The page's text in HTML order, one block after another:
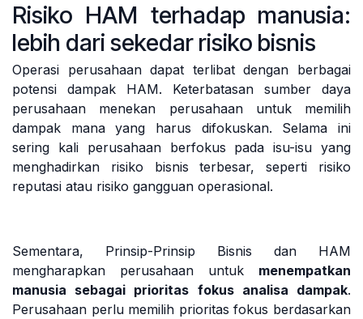
Risiko HAM terhadap manusia:
lebih dari sekedar risiko bisnis
Operasi perusahaan dapat terlibat dengan berbagai
potensi dampak HAM. Keterbatasan sumber daya
perusahaan menekan perusahaan untuk memilih
dampak mana yang harus difokuskan. Selama ini
sering kali perusahaan berfokus pada isu-isu yang
menghadirkan risiko bisnis terbesar, seperti risiko
reputasi atau risiko gangguan operasional.
Sementara, Prinsip-Prinsip Bisnis dan HAM
mengharapkan perusahaan untuk menempatkan
manusia sebagai prioritas fokus analisa dampak.
Perusahaan perlu memilih prioritas fokus berdasarkan